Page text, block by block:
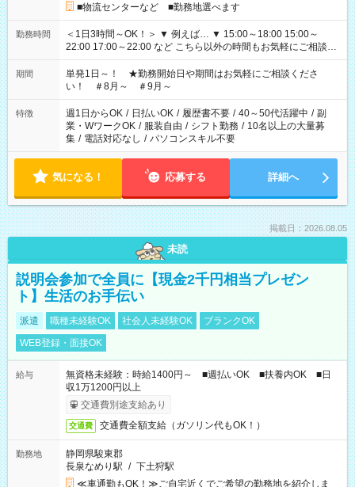
■物流センターなど ■勤務地選べます
勤務時間
＜1日3時間～OK！＞ ▼ 例えば… ▼ 15:00～18:00 15:00～
22:00 17:00～22:00 など こちら以外の時間もお気軽にご相談く
ださい！
期間
単発1日～！ ★勤務開始日や期間はお気軽にご相談くださ
い！ ＃8月～ ＃9月～
特徴 週1日からOK / 日払いOK / 履歴書不要 / 40～50代活躍中 / 副
業・WワークOK / 服装自由 / シフト勤務 / 10名以上の大量募
集 / 電話対応なし / パソコンスキル不要
気になる！ 応募する 詳細へ
掲載日：2026.08.05
未読
説明会参加で全員に【現金2千円相当プレゼン
ト】生活のお手伝い
派遣 職種未経験OK 社会人未経験OK
ブランクOK
WEB登録・面接OK
給与
無資格未経験：時給1400円～ ■週払いOK ■扶養内OK ■日
収1万1200円以上
交通費別途支給あり
交通費 交通費全額支給（ガソリン代もOK！）
勤務地
静岡県駿東郡
長泉なめり駅 / 下土狩駅
≪車通勤もOK！≫ご自宅近くでご希望の勤務地を紹介しま